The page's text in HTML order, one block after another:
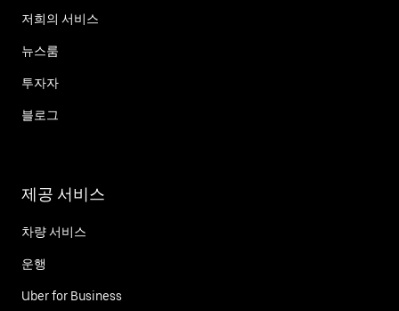
저희의 서비스
뉴스룸
투자자
블로그
제공 서비스
차량 서비스
운행
Uber for Business